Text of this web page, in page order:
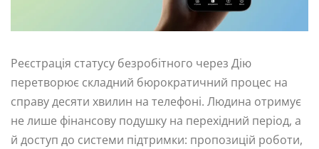
Реєстрація статусу безробітного через Дію
перетворює складний бюрократичний процес на
справу десяти хвилин на телефоні. Людина отримує
не лише фінансову подушку на перехідний період, а
й доступ до системи підтримки: пропозицій роботи,